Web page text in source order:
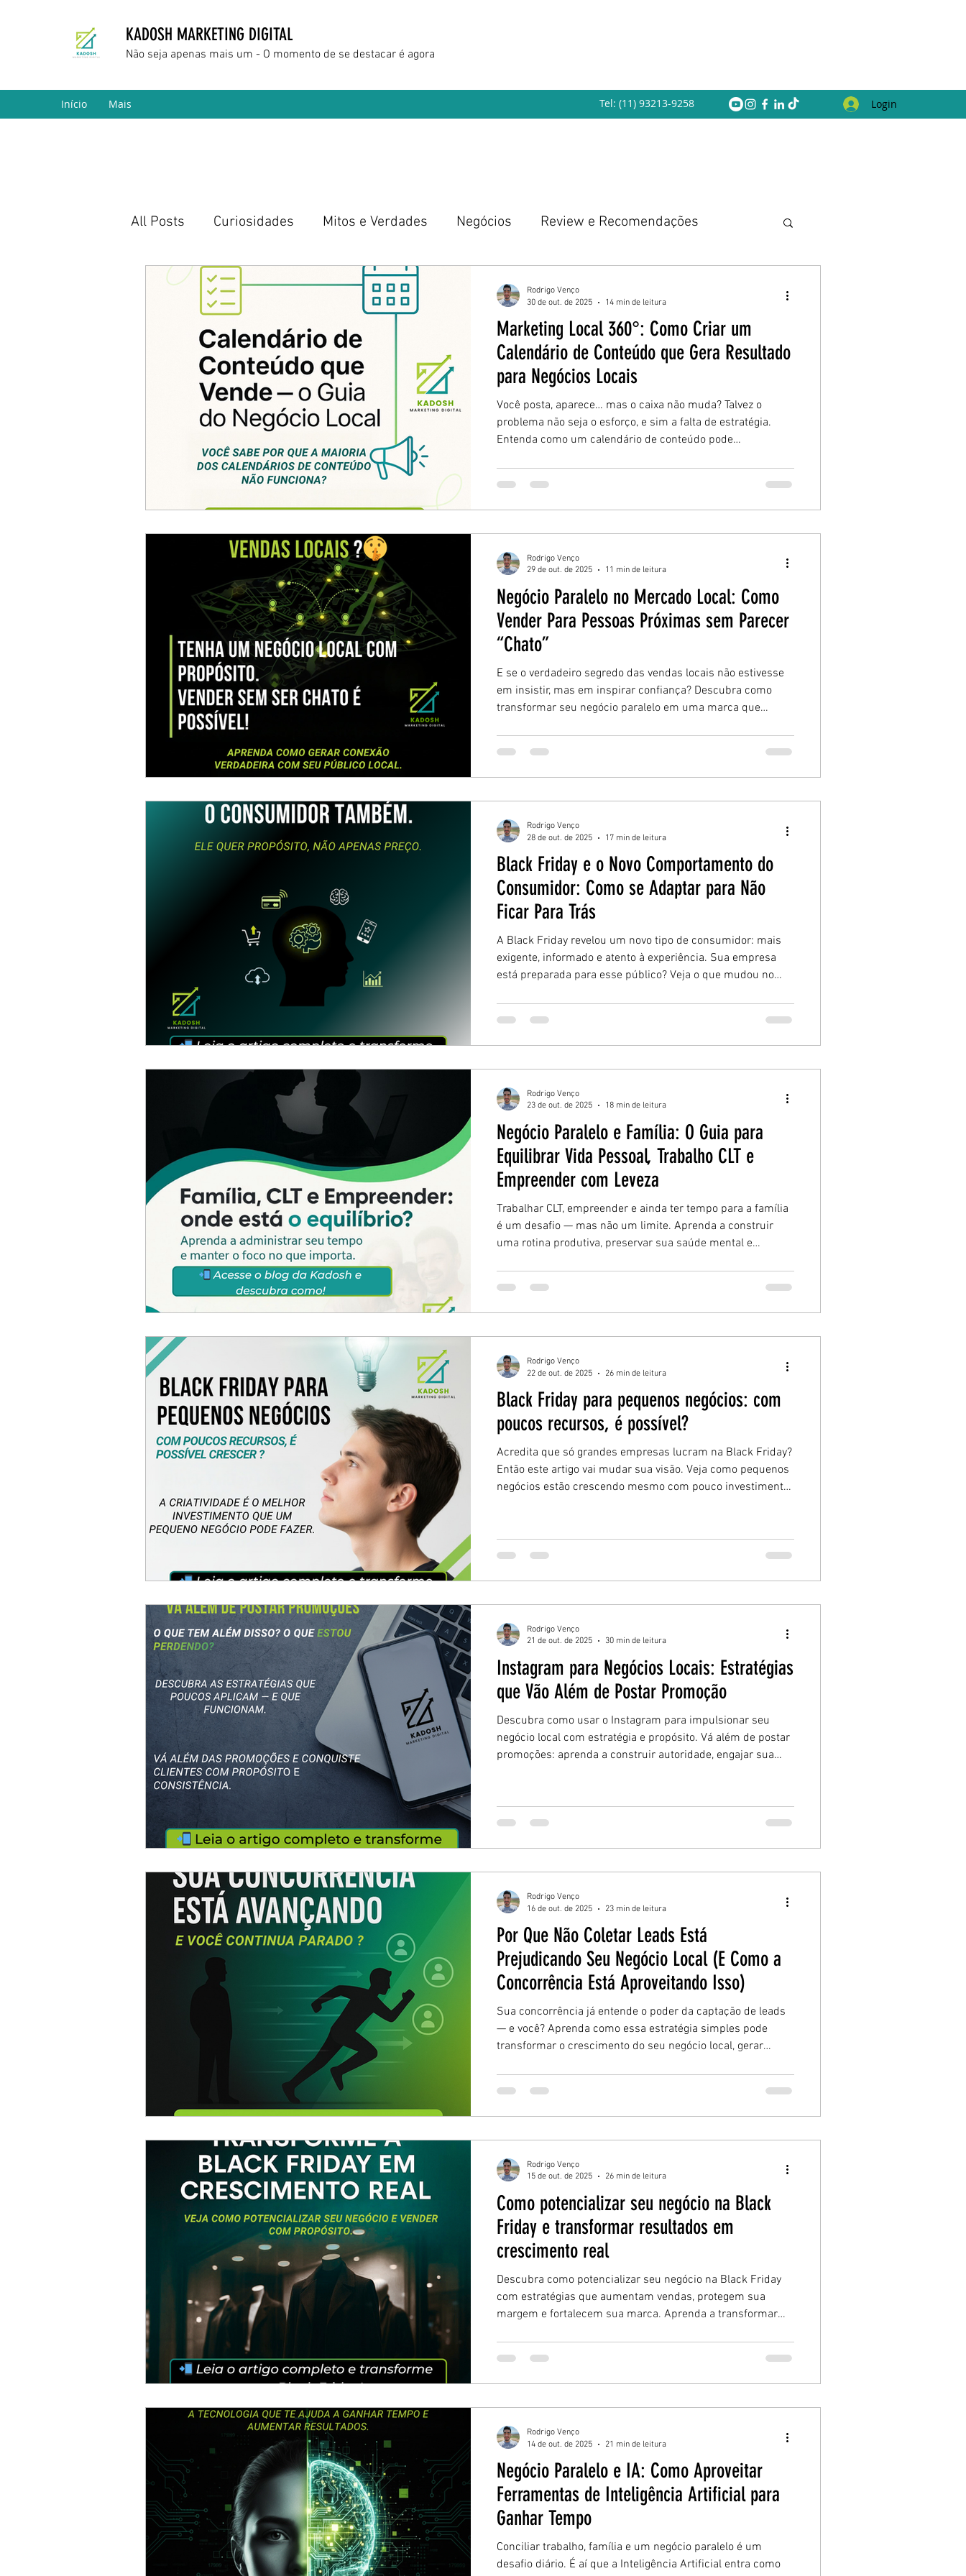
KADOSH MARKETING DIGITAL
Não seja apenas mais um - O momento de se destacar é agora
Início Mais Tel: (11) 93213-9258 Login
All Posts Curiosidades Mitos e Verdades Negócios Review e Recomendações
Marketing Digital Empreendedorismo
Marketing Local 360°: Como Criar um
Calendário de Conteúdo que Gera Resultado
para Negócios Locais
Você posta, aparece… mas o caixa não muda? Talvez o
problema não seja o esforço, e sim a falta de estratégia.
Entenda como um calendário de conteúdo pode
Rodrigo Venço
30 de out. de 2025
14 min de leitura
Negócio Paralelo no Mercado Local: Como
Vender Para Pessoas Próximas sem Parecer
“Chato”
E se o verdadeiro segredo das vendas locais não estivesse
em insistir, mas em inspirar confiança? Descubra como
transformar seu negócio paralelo em uma marca que
mercado local sem perder autenticidade.
Rodrigo Venço
29 de out. de 2025
11 min de leitura
Black Friday e o Novo Comportamento do
Consumidor: Como se Adaptar para Não
Ficar Para Trás
A Black Friday revelou um novo tipo de consumidor: mais
exigente, informado e atento à experiência. Sua empresa
está preparada para esse público? Veja o que mudou no
Rodrigo Venço
28 de out. de 2025
17 min de leitura
Negócio Paralelo e Família: O Guia para
Equilibrar Vida Pessoal, Trabalho CLT e
Empreender com Leveza
Trabalhar CLT, empreender e ainda ter tempo para a família
é um desafio — mas não um limite. Aprenda a construir
uma rotina produtiva, preservar sua saúde mental e
Rodrigo Venço
23 de out. de 2025
18 min de leitura
Black Friday para pequenos negócios: com
poucos recursos, é possível?
Acredita que só grandes empresas lucram na Black Friday?
Então este artigo vai mudar sua visão. Veja como pequenos
negócios estão crescendo mesmo com pouco investimento
Rodrigo Venço
22 de out. de 2025
26 min de leitura
Instagram para Negócios Locais: Estratégias
que Vão Além de Postar Promoção
Descubra como usar o Instagram para impulsionar seu
negócio local com estratégia e propósito. Vá além de postar
promoções: aprenda a construir autoridade, engajar sua
Rodrigo Venço
21 de out. de 2025
30 min de leitura
Por Que Não Coletar Leads Está
Prejudicando Seu Negócio Local (E Como a
Concorrência Está Aproveitando Isso)
Sua concorrência já entende o poder da captação de leads
— e você? Aprenda como essa estratégia simples pode
transformar o crescimento do seu negócio local, gerar
Rodrigo Venço
16 de out. de 2025
23 min de leitura
Como potencializar seu negócio na Black
Friday e transformar resultados em
crescimento real
Descubra como potencializar seu negócio na Black Friday
com estratégias que aumentam vendas, protegem sua
margem e fortalecem sua marca. Aprenda a transformar
Rodrigo Venço
15 de out. de 2025
26 min de leitura
Negócio Paralelo e IA: Como Aproveitar
Ferramentas de Inteligência Artificial para
Ganhar Tempo
Conciliar trabalho, família e um negócio paralelo é um
desafio diário. É aí que a Inteligência Artificial entra como
Rodrigo Venço
14 de out. de 2025
21 min de leitura